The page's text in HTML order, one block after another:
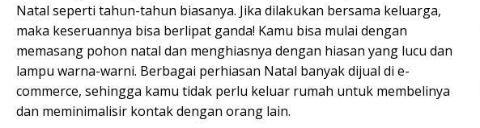
Natal seperti tahun-tahun biasanya. Jika dilakukan bersama keluarga,
maka keseruannya bisa berlipat ganda! Kamu bisa mulai dengan
memasang pohon natal dan menghiasnya dengan hiasan yang lucu dan
lampu warna-warni. Berbagai perhiasan Natal banyak dijual di e-
commerce, sehingga kamu tidak perlu keluar rumah untuk membelinya
dan meminimalisir kontak dengan orang lain.